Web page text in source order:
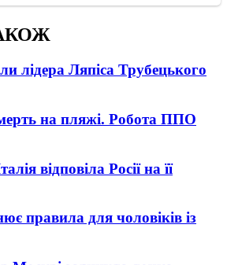
лідера Ляпіса Трубецького
на пляжі. Робота ППО
відповіла Росії на її
правила для чоловіків із